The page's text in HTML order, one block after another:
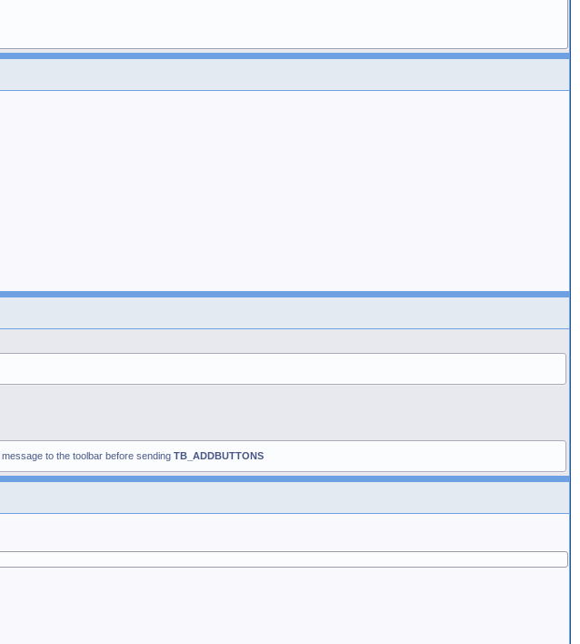
message to the toolbar before sending TB_ADDBUTTONS